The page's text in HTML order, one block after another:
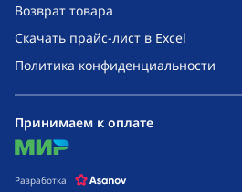
Возврат товара
Скачать прайс-лист в Excel
Политика конфиденциальности
Принимаем к оплате
mir
Разработка